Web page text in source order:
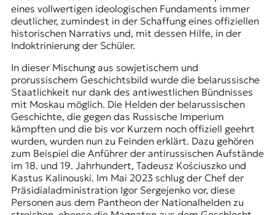
eines vollwertigen ideologischen Fundaments immer
deutlicher, zumindest in der Schaffung eines offiziellen
historischen Narrativs und, mit dessen Hilfe, in der
Indoktrinierung der Schüler.
In dieser Mischung aus sowjetischem und
prorussischem Geschichtsbild wurde die belarussische
Staatlichkeit nur dank des antiwestlichen Bündnisses
mit Moskau möglich. Die Helden der belarussischen
Geschichte, die gegen das Russische Imperium
kämpften und die bis vor Kurzem noch offiziell geehrt
wurden, wurden nun zu Feinden erklärt. Dazu gehören
zum Beispiel die Anführer der antirussischen Aufstände
im 18. und 19. Jahrhundert, Tadeusz Kościuszko und
Kastus Kalinouski. Im Mai 2023 schlug der Chef der
Präsidialadministration Igor Sergejenko vor, diese
Personen aus dem Pantheon der Nationalhelden zu